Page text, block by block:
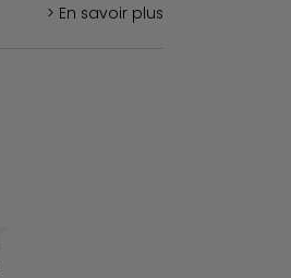
> En savoir plus